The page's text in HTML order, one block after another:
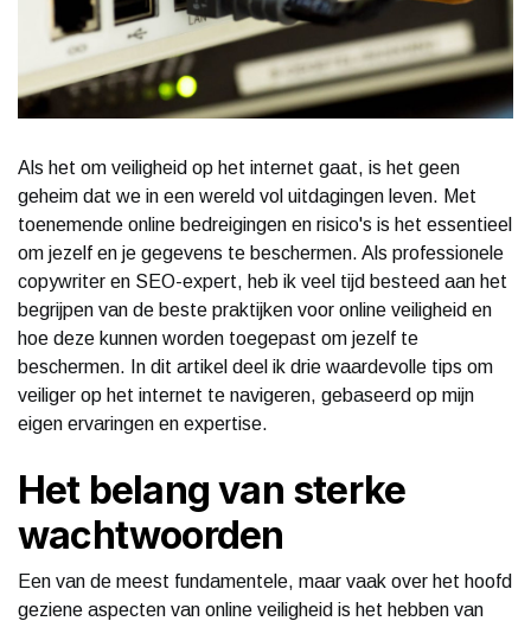
Als het om veiligheid op het internet gaat, is het geen
geheim dat we in een wereld vol uitdagingen leven. Met
toenemende online bedreigingen en risico's is het essentieel
om jezelf en je gegevens te beschermen. Als professionele
copywriter en SEO-expert, heb ik veel tijd besteed aan het
begrijpen van de beste praktijken voor online veiligheid en
hoe deze kunnen worden toegepast om jezelf te
beschermen. In dit artikel deel ik drie waardevolle tips om
veiliger op het internet te navigeren, gebaseerd op mijn
eigen ervaringen en expertise.
Het belang van sterke
wachtwoorden
Een van de meest fundamentele, maar vaak over het hoofd
geziene aspecten van online veiligheid is het hebben van